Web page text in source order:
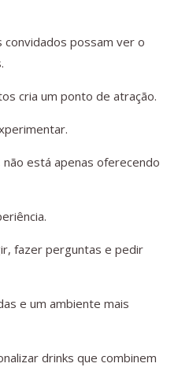
convidados possam ver o
cria um ponto de atração.
está apenas oferecendo
fazer perguntas e pedir
e um ambiente mais
drinks que combinem